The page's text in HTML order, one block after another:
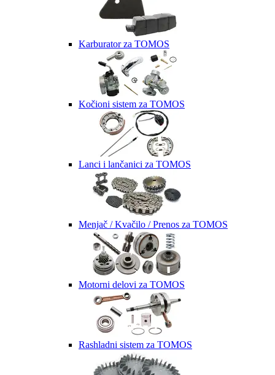
Karburator za TOMOS
Kočioni sistem za TOMOS
Lanci i lančanici za TOMOS
Menjač / Kvačilo / Prenos za TOMOS
Motorni delovi za TOMOS
Rashladni sistem za TOMOS